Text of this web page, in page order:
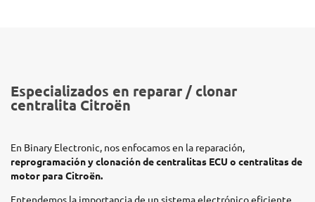
Especializados en reparar / clonar
centralita Citroën
En Binary Electronic, nos enfocamos en la reparación,
reprogramación y clonación de centralitas ECU o centralitas de
motor para Citroën.
Entendemos la importancia de un sistema electrónico eficiente